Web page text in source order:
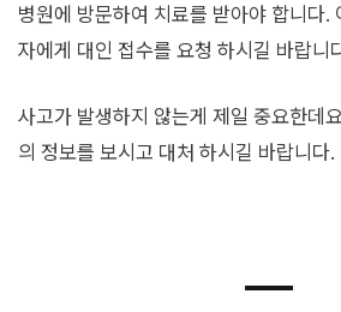
병원에 방문하여 치료를 받아야 합니다.
자에게 대인 접수를 요청 하시길 바랍니
사고가 발생하지 않는게 제일 중요한데
의 정보를 보시고 대처 하시길 바랍니다.